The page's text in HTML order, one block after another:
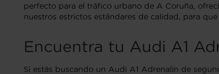
perfecto para el tráfico urbano de A Coruña,
nuestros estrictos estándares de calidad, para
Encuentra tu Audi A1
Si estás buscando un Audi A1 Adrenalin de